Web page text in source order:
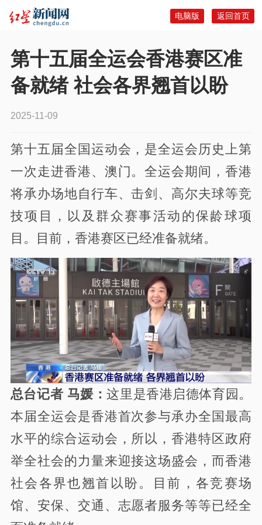
返回首页
电脑版
第十五届全运会香港赛区准
备就绪 社会各界翘首以盼
2025-11-09
第十五届全国运动会，是全运会历史上第
一次走进香港、澳门。全运会期间，香港
将承办场地自行车、击剑、高尔夫球等竞
技项目，以及群众赛事活动的保龄球项
目。目前，香港赛区已经准备就绪。
总台记者 马媛：这里是香港启德体育园。
本届全运会是香港首次参与承办全国最高
水平的综合运动会，所以，香港特区政府
举全社会的力量来迎接这场盛会，而香港
社会各界也翘首以盼。目前，各竞赛场
馆、安保、交通、志愿者服务等等已经全